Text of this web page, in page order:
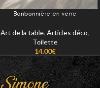
Bonbonnière en verre
Art de la table, Articles déco,
Toilette
14.00€